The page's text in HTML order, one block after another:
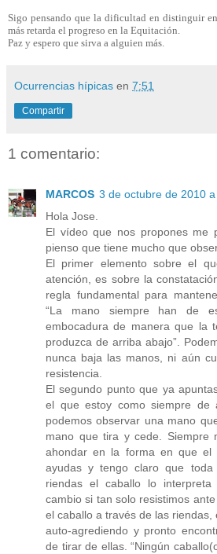
Sigo pensando que la dificultad en distinguir
más retarda el progreso en la Equitación.
Paz y espero que sirva a alguien más.
Ocurrencias hípicas en 7:51
Compartir
1 comentario:
MARCOS 3 de octubre de 2010
Hola Jose.
El vídeo que nos propones me
pienso que tiene mucho que
El primer elemento sobre el
atención, es sobre la
regla fundamental para
“La mano siempre han de
embocadura de manera que la
produzca de arriba abajo”.
nunca baja las manos, ni aún
resistencia.
El segundo punto que ya
el que estoy como siempre de
podemos observar una mano
mano que tira y cede. Siempre
ahondar en la forma en que el
ayudas y tengo claro que
riendas el caballo lo
cambio si tan solo resistimos
el caballo a través de las
auto-agrediendo y pronto
de tirar de ellas. “Ningún